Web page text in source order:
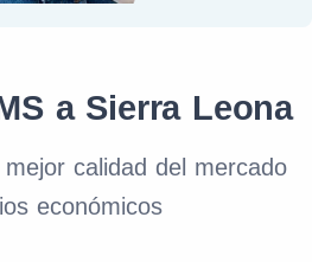
a Sierra Leona
calidad del mercado
económicos